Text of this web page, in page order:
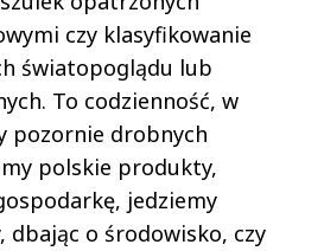
czy klasyfikowanie
światopoglądu lub
To codzienność, w
pozornie drobnych
polskie produkty,
jedziemy
dbając o środowisko, czy